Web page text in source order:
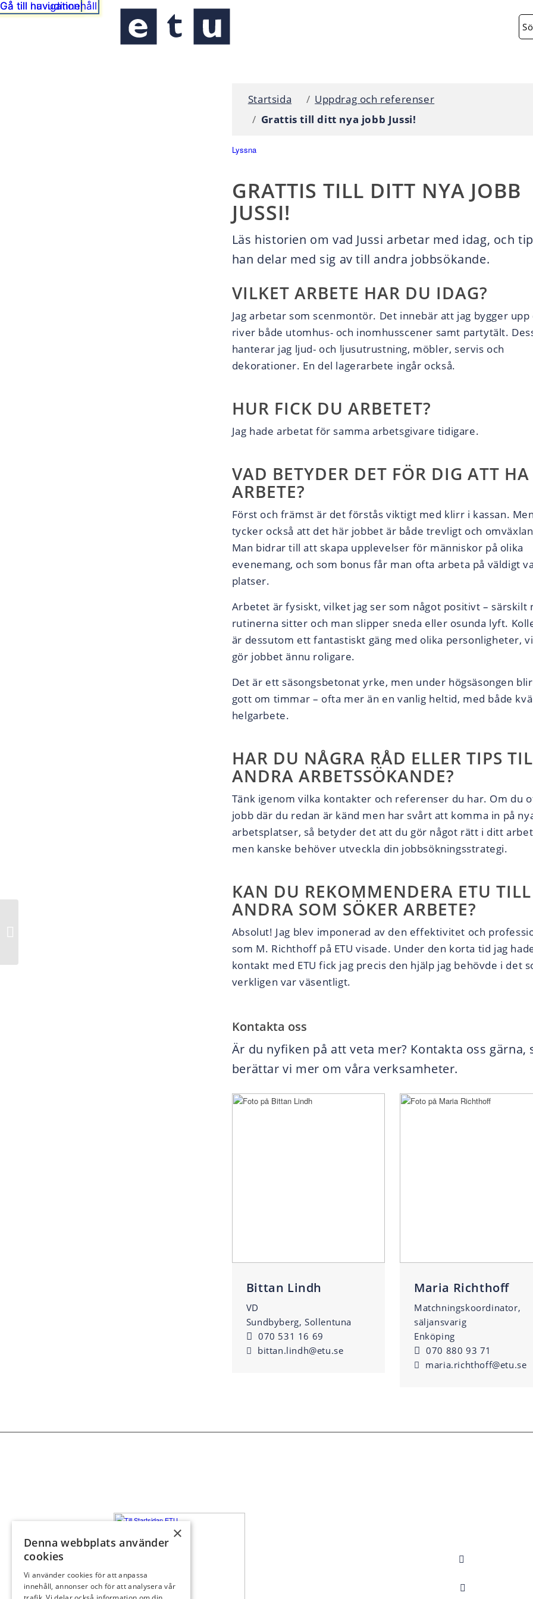
Startsida
Uppdrag och referenser
Grattis till ditt nya jobb Jussi!
Lyssna
GRATTIS TILL DITT NYA JOBB
JUSSI!
Läs historien om vad Jussi arbetar med idag, och
han delar med sig av till andra jobbsökande.
VILKET ARBETE HAR DU IDAG?
Jag arbetar som scenmontör. Det innebär att jag bygger upp
river både utomhus- och inomhusscener samt partytält.
hanterar jag ljud- och ljusutrustning, möbler, servis och
dekorationer. En del lagerarbete ingår också.
HUR FICK DU ARBETET?
Jag hade arbetat för samma arbetsgivare tidigare.
VAD BETYDER DET FÖR DIG ATT HA
ARBETE?
Först och främst är det förstås viktigt med klirr i kassan.
tycker också att det här jobbet är både trevligt och
Man bidrar till att skapa upplevelser för människor på olika
evenemang, och som bonus får man ofta arbeta på väldigt
platser.
Arbetet är fysiskt, vilket jag ser som något positivt – särskilt
rutinerna sitter och man slipper sneda eller osunda lyft.
är dessutom ett fantastiskt gäng med olika personligheter,
gör jobbet ännu roligare.
Det är ett säsongsbetonat yrke, men under högsäsongen
gott om timmar – ofta mer än en vanlig heltid, med både
helgarbete.
HAR DU NÅGRA RÅD ELLER TIPS
ANDRA ARBETSSÖKANDE?
Tänk igenom vilka kontakter och referenser du har. Om du
jobb där du redan är känd men har svårt att komma in på
arbetsplatser, så betyder det att du gör något rätt i ditt
men kanske behöver utveckla din jobbsökningsstrategi.
KAN DU REKOMMENDERA ETU TILL
ANDRA SOM SÖKER ARBETE?
Absolut! Jag blev imponerad av den effektivitet och
som M. Richthoff på ETU visade. Under den korta tid jag
kontakt med ETU fick jag precis den hjälp jag behövde i det
verkligen var väsentligt.
Kontakta oss
Är du nyfiken på att veta mer? Kontakta oss gärna,
berättar vi mer om våra verksamheter.
Bittan Lindh
VD
Sundbyberg, Sollentuna
070 531 16 69
bittan.lindh@etu.se
Maria Richthoff
Matchningskoordinator,
säljansvarig
Enköping
070 880 93 71
maria.richthoff@etu.se
×
Denna webbplats använder
cookies
Vi använder cookies för att anpassa
innehåll, annonser och för att analysera vår